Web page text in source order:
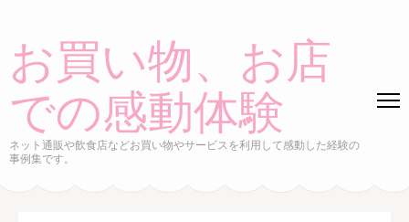
へ
ス
お買い物、お店
での感動体験
ネット通販や飲食店などお買い物やサービスを利用して感動した経験の
事例集です。